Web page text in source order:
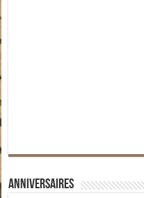
Anniversaires